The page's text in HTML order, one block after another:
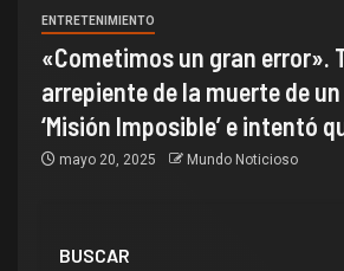
ENTRETENIMIENTO
«Cometimos un gran error».
arrepiente de la muerte de
‘Misión Imposible’ e intentó
mayo 20, 2025 Mundo Noticioso
BUSCAR